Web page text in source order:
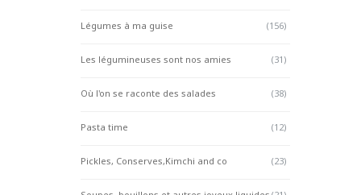
Légumes à ma guise (156)
Les légumineuses sont nos amies (31)
Où l'on se raconte des salades (38)
Pasta time (12)
Pickles, Conserves,Kimchi and co (23)